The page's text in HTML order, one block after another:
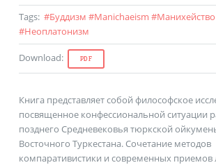
Tags: #Буддизм #Manichaeism #
#Неоплатонизм
Download: PDF
Книга представляет собой философское
посвященное конфессиональной ситуации
позднего Средневековья тюркской
Восточного Туркестана. Сочетание методов
компаративистики и современных приемов